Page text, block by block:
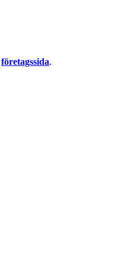
företagssida.